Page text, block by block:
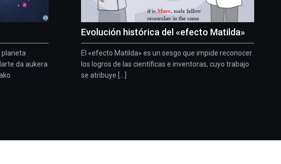
planeta
da aukera
Evolución histórica del «efecto Matilda»
El «efecto Matilda» es un sesgo que impide reconocer
los logros de las científicas e inventoras, cuyo trabajo
se atribuye [...]